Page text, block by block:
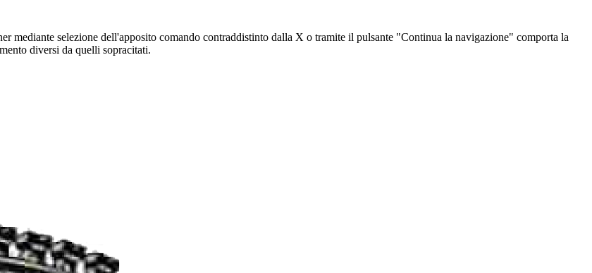
mediante selezione dell'apposito comando contraddistinto dalla X o tramite il pulsante "Continua la navigazione" comporta la
diversi da quelli sopracitati.